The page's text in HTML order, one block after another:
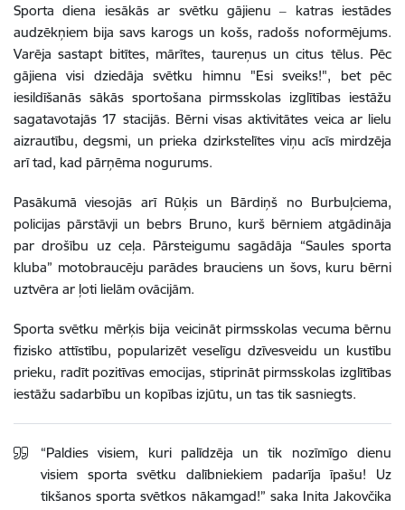
Sporta diena iesākās ar svētku gājienu ‒ katras iestādes
audzēkņiem bija savs karogs un košs, radošs noformējums.
Varēja sastapt bitītes, mārītes, taureņus un citus tēlus. Pēc
gājiena visi dziedāja svētku himnu "Esi sveiks!", bet pēc
iesildīšanās sākās sportošana pirmsskolas izglītības iestāžu
sagatavotajās 17 stacijās. Bērni visas aktivitātes veica ar lielu
aizrautību, degsmi, un prieka dzirkstelītes viņu acīs mirdzēja
arī tad, kad pārņēma nogurums.
Pasākumā viesojās arī Rūķis un Bārdiņš no Burbuļciema,
policijas pārstāvji un bebrs Bruno, kurš bērniem atgādināja
par drošību uz ceļa. Pārsteigumu sagādāja “Saules sporta
kluba” motobraucēju parādes brauciens un šovs, kuru bērni
uztvēra ar ļoti lielām ovācijām.
Sporta svētku mērķis bija veicināt pirmsskolas vecuma bērnu
fizisko attīstību, popularizēt veselīgu dzīvesveidu un kustību
prieku, radīt pozitīvas emocijas, stiprināt pirmsskolas izglītības
iestāžu sadarbību un kopības izjūtu, un tas tik sasniegts.
“Paldies visiem, kuri palīdzēja un tik nozīmīgo dienu
visiem sporta svētku dalībniekiem padarīja īpašu! Uz
tikšanos sporta svētkos nākamgad!” saka Inita Jakovčika